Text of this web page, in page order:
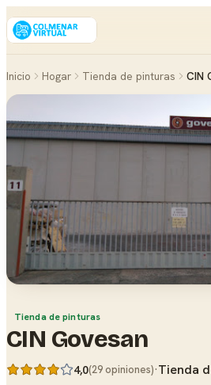
Inicio Hogar Tienda de pinturas CIN
Tienda de pinturas
CIN Govesan
4,0(29 opiniones)·Tienda